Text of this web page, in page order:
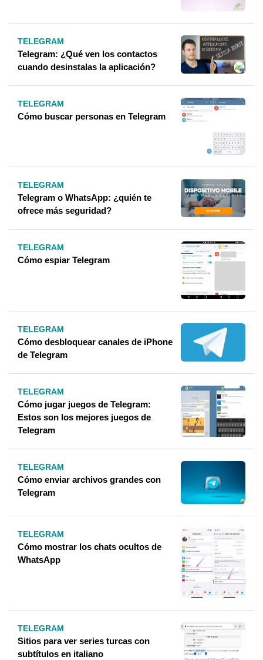
TELEGRAM
Telegram: ¿Qué ven los contactos
cuando desinstalas la aplicación?
TELEGRAM
Cómo buscar personas en Telegram
TELEGRAM
Telegram o WhatsApp: ¿quién te
ofrece más seguridad?
TELEGRAM
Cómo espiar Telegram
TELEGRAM
Cómo desbloquear canales de iPhone
de Telegram
TELEGRAM
Cómo jugar juegos de Telegram:
Estos son los mejores juegos de
Telegram
TELEGRAM
Cómo enviar archivos grandes con
Telegram
TELEGRAM
Cómo mostrar los chats ocultos de
WhatsApp
TELEGRAM
Sitios para ver series turcas con
subtítulos en italiano